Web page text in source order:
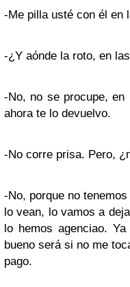
-Me pilla usté con él en
-¿Y aónde la roto, en
-No, no se procupe,
ahora te lo devuelvo.
-No corre prisa. Pero,
-No, porque no
lo vean, lo vamos a
lo hemos agenciao.
bueno será si no me
pago.